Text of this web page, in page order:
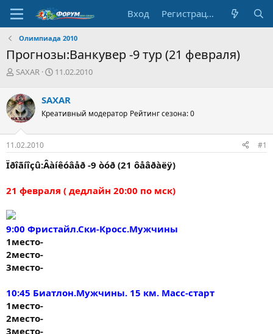
Вход Регистрация
Олимпиада 2010
Прогнозы:Ванкувер -9 тур (21 февраля)
А
т
о
р
т
е
м
ы
SAXAR
Д
а
н
ч
л
а
11.02.2010
SAXAR
Креативный модератор Рейтинг сезона: 0
11.02.2010 #1
Ïðîãíîçû:Âàíêóâåð -9 òóð (21 ôåâðàëÿ)
21 февраля ( дедлайн 20:00 по мск)
9:00 Фристайл.Ски-Кросс.Мужчины
1место-
2место-
3место-
10:45 Биатлон.Мужчины. 15 км. Масс-старт
1место-
2место-
3место-